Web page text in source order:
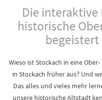
Die
historische
begeistert
Wieso ist Stockach in eine
in Stockach früher aus? Und
Das alles und vieles mehr
unsere historische Altstadt